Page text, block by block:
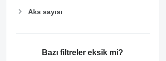
Aks sayısı
Bazı filtreler eksik mi?